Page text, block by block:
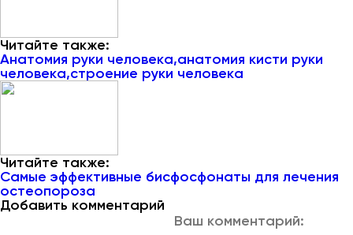
Читайте также:
Анатомия руки человека,анатомия кисти руки
человека,строение руки человека
Читайте также:
Самые эффективные бисфосфонаты для лечения
остеопороза
Добавить комментарий